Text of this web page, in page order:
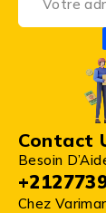
Contact
Besoin
Chez